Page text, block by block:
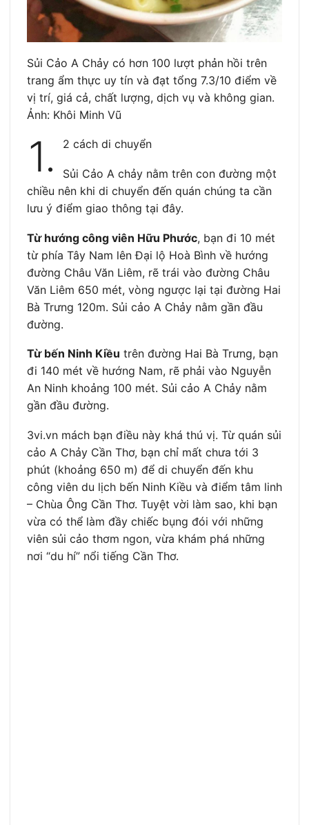
Sủi Cảo A Chảy có hơn 100 lượt phản hồi trên
trang ẩm thực uy tín và đạt tổng 7.3/10 điểm về
vị trí, giá cả, chất lượng, dịch vụ và không gian.
Ảnh: Khôi Minh Vũ
1. 2 cách di chuyển
Sủi Cảo A chảy nằm trên con đường một
chiều nên khi di chuyển đến quán chúng ta cần
lưu ý điểm giao thông tại đây.
Từ hướng công viên Hữu Phước, bạn đi 10 mét
từ phía Tây Nam lên Đại lộ Hoà Bình về hướng
đường Châu Văn Liêm, rẽ trái vào đường Châu
Văn Liêm 650 mét, vòng ngược lại tại đường Hai
Bà Trưng 120m. Sủi cảo A Chảy nằm gần đầu
đường.
Từ bến Ninh Kiều trên đường Hai Bà Trưng, bạn
đi 140 mét về hướng Nam, rẽ phải vào Nguyễn
An Ninh khoảng 100 mét. Sủi cảo A Chảy nằm
gần đầu đường.
3vi.vn mách bạn điều này khá thú vị. Từ quán sủi
cảo A Chảy Cần Thơ, bạn chỉ mất chưa tới 3
phút (khoảng 650 m) để di chuyển đến khu
công viên du lịch bến Ninh Kiều và điểm tâm linh
– Chùa Ông Cần Thơ. Tuyệt vời làm sao, khi bạn
vừa có thể làm đầy chiếc bụng đói với những
viên sủi cảo thơm ngon, vừa khám phá những
nơi “du hí” nổi tiếng Cần Thơ.